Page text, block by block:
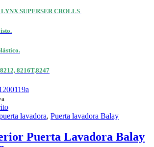
SUPERSER CROLLS
8216T,8247
lavadora, Puerta lavadora Balay
Puerta Lavadora Balay